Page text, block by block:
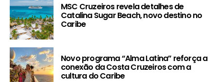
MSC Cruzeiros revela detalhes de
Catalina Sugar Beach, novo destino no
Caribe
Novo programa “Alma Latina” reforça a
conexão da Costa Cruzeiros com a
cultura do Caribe